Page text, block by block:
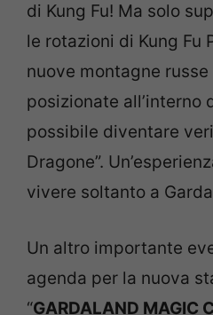
di Kung Fu! Ma solo
le rotazioni di Kung Fu
nuove montagne
posizionate all’interno
possibile diventare
Dragone”.
vivere soltanto a
Un altro importante
agenda per la nuova
“GARDALAND MAGIC